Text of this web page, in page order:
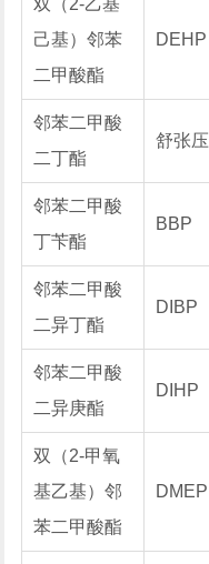
双（2-乙基
己基）邻苯
二甲酸酯
DEHP
邻苯二甲酸
二丁酯
舒张压
邻苯二甲酸
丁苄酯
BBP
邻苯二甲酸
二异丁酯
DIBP
邻苯二甲酸
二异庚酯
DIHP
双（2-甲氧
基乙基）邻
苯二甲酸酯
DMEP